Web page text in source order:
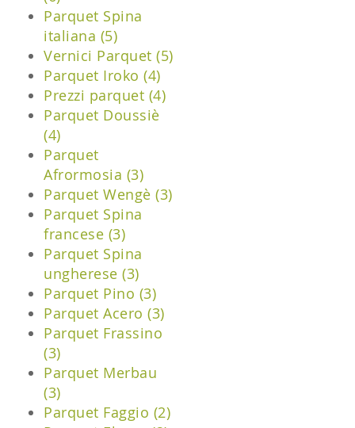
Parquet Spina
italiana (5)
Vernici Parquet (5)
Parquet Iroko (4)
Prezzi parquet (4)
Parquet Doussiè
(4)
Parquet
Afrormosia (3)
Parquet Wengè (3)
Parquet Spina
francese (3)
Parquet Spina
ungherese (3)
Parquet Pino (3)
Parquet Acero (3)
Parquet Frassino
(3)
Parquet Merbau
(3)
Parquet Faggio (2)